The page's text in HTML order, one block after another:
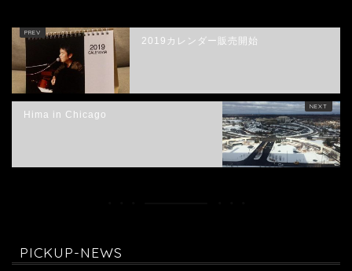
2019カレンダー販売開始
Hima in Chicago
PICKUP-NEWS